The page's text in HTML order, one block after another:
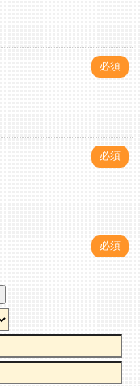
必須
必須
必須